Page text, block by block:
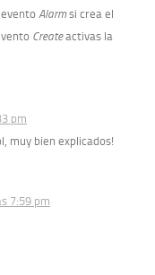
Alarmsi crea el
Createactivas la
pm
muy bien explicados!
7:59 pm